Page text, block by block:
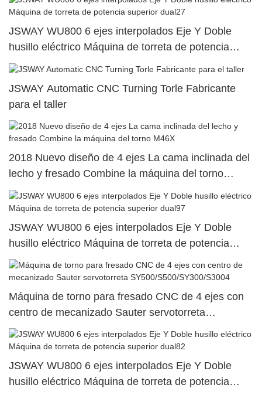
JSWAY WU800 6 ejes interpolados Eje Y Doble
husillo eléctrico Máquina de torreta de potencia
superior dual27
JSWAY Automatic CNC Turning Torle Fabricante
para el taller
2018 Nuevo diseño de 4 ejes La cama inclinada del
lecho y fresado Combine la máquina del torno
M46X
JSWAY WU800 6 ejes interpolados Eje Y Doble
husillo eléctrico Máquina de torreta de potencia
superior dual97
Máquina de torno para fresado CNC de 4 ejes con
centro de mecanizado Sauter servotorreta
SY500/S500/SY300/S3004
JSWAY WU800 6 ejes interpolados Eje Y Doble
husillo eléctrico Máquina de torreta de potencia